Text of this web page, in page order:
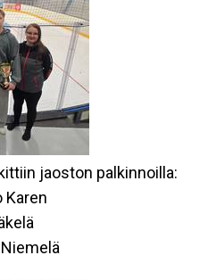
jaoston palkinnoilla:
Karen